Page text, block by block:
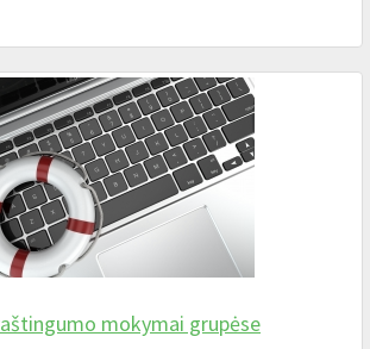
mokymai grupėse